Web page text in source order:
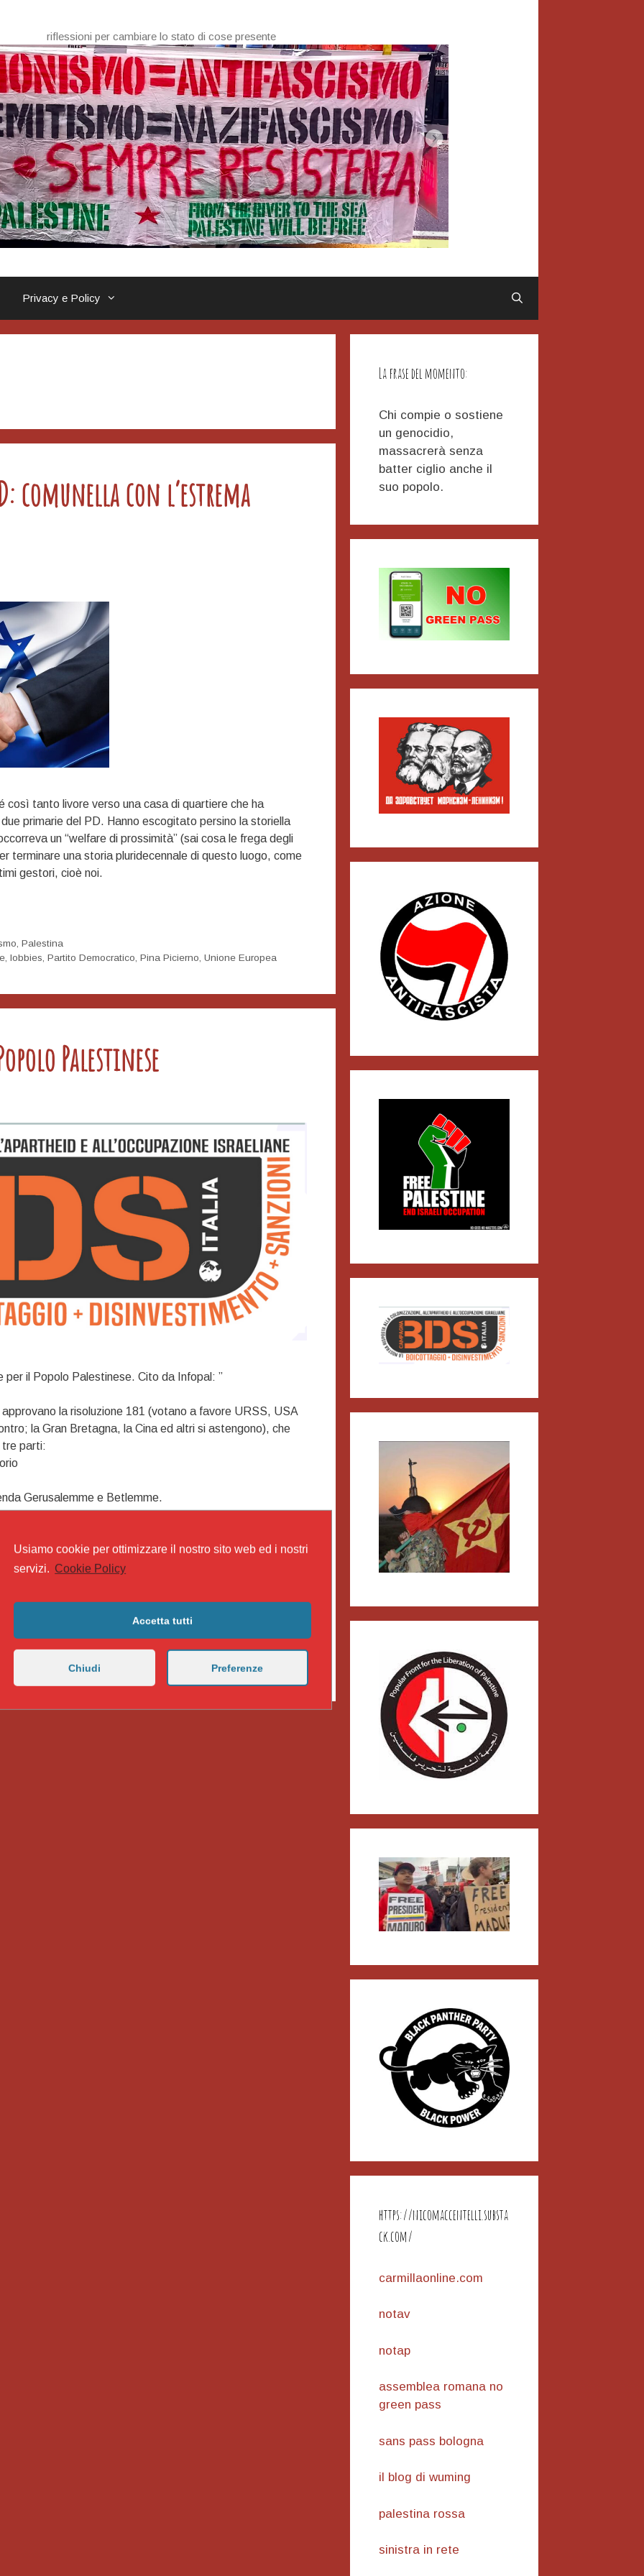
riflessioni per cambiare lo stato di cose presente
Privacy e Policy
comunella con l’estrema
così tanto livore verso una casa di quartiere che ha
primarie del PD. Hanno escogitato persino la storiella
un “welfare di prossimità” (sai cosa le frega degli
terminare una storia pluridecennale di questo luogo, come
gestori, cioè noi.
,Palestina
,lobbies ,Partito Democratico ,Pina Picierno ,Unione Europea
Palestinese
per il Popolo Palestinese. Cito da Infopal: ”
approvano la risoluzione 181 (votano a favore URSS, USA
la Gran Bretagna, la Cina ed altri si astengono), che
tre parti:
Gerusalemme e Betlemme.
Verde”.
nel 1948, con la creazione di Israele sulle terre, sulle città
di milioni di palestinesi.”
,ebraismo,imperialismo, nakba,Palestina,popolo
La frase del momento:
Chi compie o sostiene
un genocidio,
massacrerà senza
batter ciglio anche il
suo popolo.
https://nicomaccentelli.substa
ck.com/
carmillaonline.com
notav
notap
assemblea romana no
green pass
sans pass bologna
il blog di wuming
palestina rossa
sinistra in rete
Usiamo cookie per ottimizzare il nostro sito web ed i nostri
servizi. Cookie Policy
Accetta tutti
Chiudi Preferenze